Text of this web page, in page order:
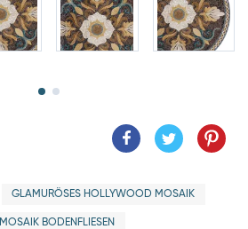
GLAMURÖSES HOLLYWOOD MOSAIK
MOSAIK BODENFLIESEN